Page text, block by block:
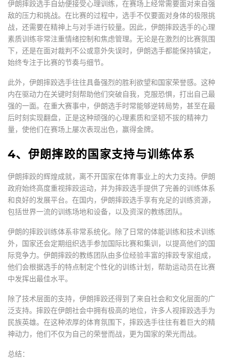
伊朗摔跤选手自幼便接受心理训练，在赛场上经常需要面对来自强
敌的压力和挑战。在比赛的过程中，选手不仅要面对身体的极限挑
战，还需要在精神上与对手进行较量。因此，伊朗摔跤选手的心理
素质训练非常注重情绪控制和焦虑管理。无论是在激烈的比赛氛围
下，还是在面对裁判不公或意外失误时，伊朗选手都能保持镇定，
始终专注于比赛的节奏与细节。
此外，伊朗摔跤选手往往具备强烈的胜利欲望和国家荣誉感。这种
内在驱动力在关键时刻帮助他们突破自我，克服恐惧，打出自己最
强的一面。在重大赛事中，伊朗选手时常能够逆转局势，甚至在最
后时刻实现翻盘，正是这种顽强的心理素质和坚韧不拔的精神力
量，使他们在赛场上屡次表现出色，赢得金牌。
4、伊朗摔跤的国家支持与训练体系
伊朗摔跤的辉煌成就，离不开国家在体育事业上的大力支持。伊朗
政府始终高度重视摔跤运动，并为摔跤选手提供了完善的训练体系
和良好的发展平台。在国内，伊朗摔跤选手享有充足的训练资源，
包括世界一流的训练场地和设备，以及资深的教练团队。
伊朗的摔跤训练体系非常系统化。除了日常的体能训练和技术训练
外，国家还会定期组织选手参加国际比赛和集训，以提高他们的国
际竞争力。伊朗摔跤的教练团队由多位经验丰富的摔跤专家组成，
他们会根据选手的特点制定个性化的训练计划，帮助运动员在比赛
中发挥出最佳水平。
除了技术层面的支持，伊朗摔跤还得到了来自社会和文化层面的广
泛支持。摔跤在伊朗社会中拥有极高的地位，许多人视摔跤选手为
民族英雄。在这种浓厚的体育氛围下，摔跤选手往往有着巨大的精
神动力，他们不仅为自己的荣誉而战，更为国家的荣光而战。
总结：